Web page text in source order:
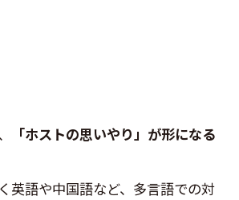
「ホストの思いやり」が形になる
英語や中国語など、多言語での対